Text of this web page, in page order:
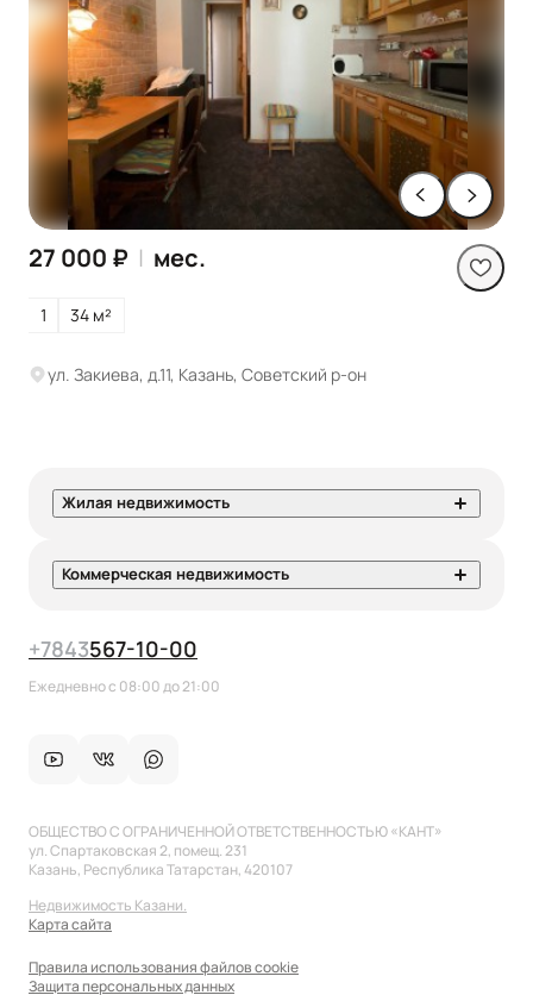
27 000 ₽ | мес.
1 34 м²
ул. Закиева, д.11, Казань, Советский р-он
Жилая недвижимость
Коммерческая недвижимость
+7843567-10-00
Ежедневно с 08:00 до 21:00
ОБЩЕСТВО С ОГРАНИЧЕННОЙ ОТВЕТСТВЕННОСТЬЮ «КАНТ»
ул. Спартаковская 2, помещ. 231
Казань, Республика Татарстан, 420107
Недвижимость Казани.
Карта сайта
Правила использования файлов cookie
Защита персональных данных